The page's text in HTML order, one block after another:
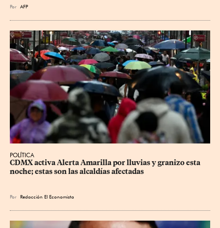
Por AFP
POLÍTICA
CDMX activa Alerta Amarilla por lluvias y granizo esta
noche; estas son las alcaldías afectadas
Por Redacción El Economista